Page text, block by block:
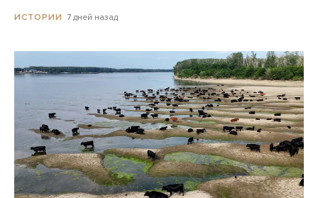
ИСТОРИИ 7 дней назад